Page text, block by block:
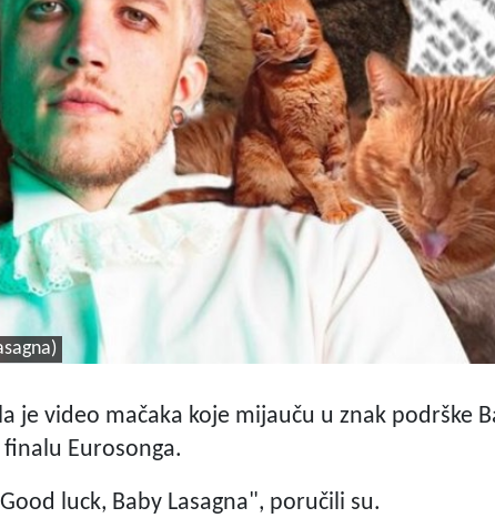
je video mačaka koje mijauču u znak podrške
Eurosonga.
luck, Baby Lasagna", poručili su.